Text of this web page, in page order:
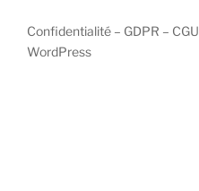
Confidentialité – GDPR – CGU
WordPress